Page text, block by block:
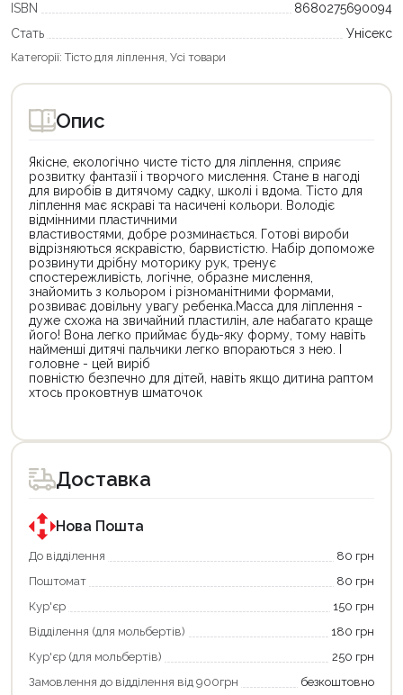
ISBN
8680275690094
Стать
Унісекс
Категорії: Тісто для ліплення, Усі товари
Опис
Якісне, екологічно чисте тісто для ліплення, сприяє
розвитку фантазії і творчого мислення. Стане в нагоді
для виробів в дитячому садку, школі і вдома. Тісто для
ліплення має яскраві та насичені кольори. Володіє
відмінними пластичними
властивостями, добре розминається. Готові вироби
відрізняються яскравістю, барвистістю. Набір допоможе
розвинути дрібну моторику рук, тренує
спостережливість, логічне, образне мислення,
знайомить з кольором і різноманітними формами,
розвиває довільну увагу ребенка.Масса для ліплення -
дуже схожа на звичайний пластилін, але набагато краще
його! Вона легко приймає будь-яку форму, тому навіть
найменші дитячі пальчики легко впораються з нею. І
головне - цей виріб
повністю безпечно для дітей, навіть якщо дитина раптом
хтось проковтнув шматочок
Доставка
Нова Пошта
До відділення
80 грн
Поштомат
80 грн
Кур'єр
150 грн
Відділення (для мольбертів)
180 грн
Кур'єр (для мольбертів)
250 грн
Замовлення до відділення від 900грн
безкоштовно